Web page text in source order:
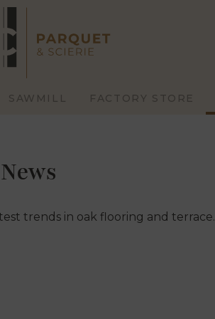
SAWMILL FACTORY STORE
News
trends in oak flooring and terrace.